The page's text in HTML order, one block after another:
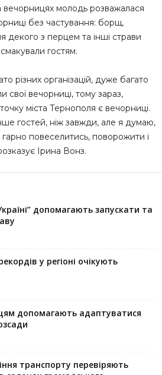
вечорницях молодь розважалася
без частування: борщ,
декого з перцем та інші страви
гостям.
різних організацій, дуже багато
свої вечорниці, тому зараз,
міста Тернополя є вечорниці.
гостей, ніж завжди, але я думаю,
повеселитись, поворожити і
Ірина Вонз.
допомагають запускaти та
у регіоні очікують
допомагають адаптуватися
транспорту перевіряють